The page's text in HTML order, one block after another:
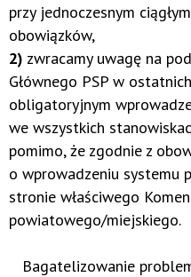
przy jednoczesnym
obowiązków,
2) zwracamy uwagę na
Głównego PSP w
obligatoryjnym
we wszystkich
pomimo, że zgodnie z
o wprowadzeniu systemu
stronie właściwego
powiatowego/miejskiego.
Bagatelizowanie